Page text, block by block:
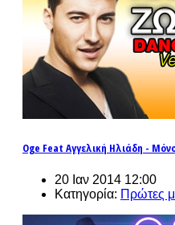
Oge Feat Αγγελική Ηλιάδη -
20 Ιαν 2014 12:00
Κατηγορία: Πρώτες